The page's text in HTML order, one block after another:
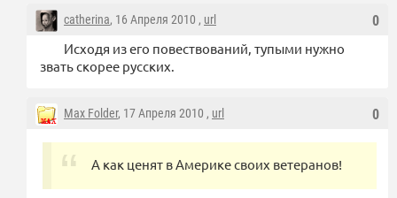
0
catherina, 16 Апреля 2010 , url
Исходя из его повествований, тупыми нужно
звать скорее русских.
0
Max Folder, 17 Апреля 2010 , url
А как ценят в Америке своих ветеранов!